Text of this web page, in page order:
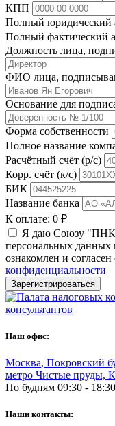
КПП
Полный юридический
Полный фактический
Должность лица,
ФИО лица,
Основание для
Форма собственности
Полное название
Расчётный счёт (р/с)
Корр. счёт (к/с)
БИК
Название банка
К оплате: 0 ₽
Я даю Союзу "ПНК"
персональных данных
ознакомлен и
конфиденциальности
Зарегистрироваться
консультантов
Наш офис:
Москва, Покровский
метро Чистые пруды,
По будням 09:30 -
Наши контакты: